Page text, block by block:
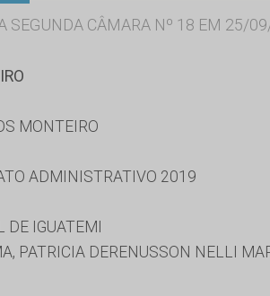
SEGUNDA CÂMARA Nº 18 EM 25/
MONTEIRO
ADMINISTRATIVO 2019
DE IGUATEMI
PATRICIA DERENUSSON NELLI